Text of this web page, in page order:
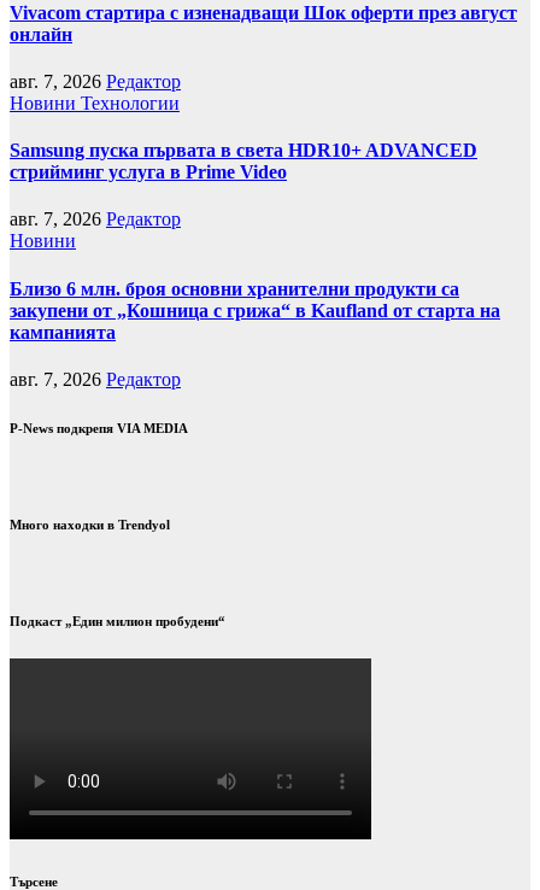
Vivacom стартира с изненадващи Шок оферти през август
онлайн
авг. 7, 2026 Редактор
Новини Технологии
Samsung пуска първата в света HDR10+ ADVANCED
стрийминг услуга в Prime Video
авг. 7, 2026 Редактор
Новини
Близо 6 млн. броя основни хранителни продукти са
закупени от „Кошница с грижа“ в Kaufland от старта на
кампанията
авг. 7, 2026 Редактор
P-News подкрепя VIA MEDIA
Много находки в Trendyol
Подкаст „Един милион пробудени“
Търсене